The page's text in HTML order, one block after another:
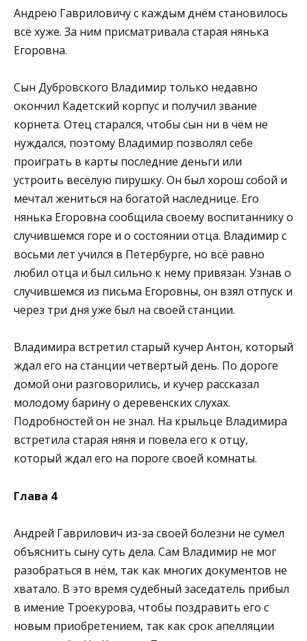
Андрею Гавриловичу с каждым днём становилось
всё хуже. За ним присматривала старая нянька
Егоровна.
Сын Дубровского Владимир только недавно
окончил Кадетский корпус и получил звание
корнета. Отец старался, чтобы сын ни в чём не
нуждался, поэтому Владимир позволял себе
проиграть в карты последние деньги или
устроить весёлую пирушку. Он был хорош собой и
мечтал жениться на богатой наследнице. Его
нянька Егоровна сообщила своему воспитаннику о
случившемся горе и о состоянии отца. Владимир с
восьми лет учился в Петербурге, но всё равно
любил отца и был сильно к нему привязан. Узнав о
случившемся из письма Егоровны, он взял отпуск и
через три дня уже был на своей станции.
Владимира встретил старый кучер Антон, который
ждал его на станции четвёртый день. По дороге
домой они разговорились, и кучер рассказал
молодому барину о деревенских слухах.
Подробностей он не знал. На крыльце Владимира
встретила старая няня и повела его к отцу,
который ждал его на пороге своей комнаты.
Глава 4
Андрей Гаврилович из-за своей болезни не сумел
объяснить сыну суть дела. Сам Владимир не мог
разобраться в нём, так как многих документов не
хватало. В это время судебный заседатель прибыл
в имение Троекурова, чтобы поздравить его с
новым приобретением, так как срок апелляции